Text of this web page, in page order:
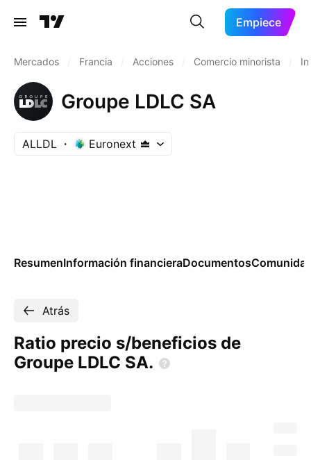
Empiece
Mercados Francia Acciones Comercio minorista
Groupe LDLC SA
ALLDL Euronext
ResumenInformación financieraDocumentos
Atrás
Ratio precio s/beneficios de
Groupe LDLC SA.